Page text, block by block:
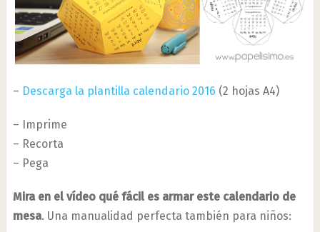
– Descarga la plantilla calendario 2016 (2 hojas A4)
– Imprime
– Recorta
– Pega
Mira en el vídeo qué fácil es armar este calendario de
mesa. Una manualidad perfecta también para niños: